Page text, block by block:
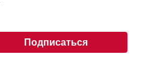
Подписаться